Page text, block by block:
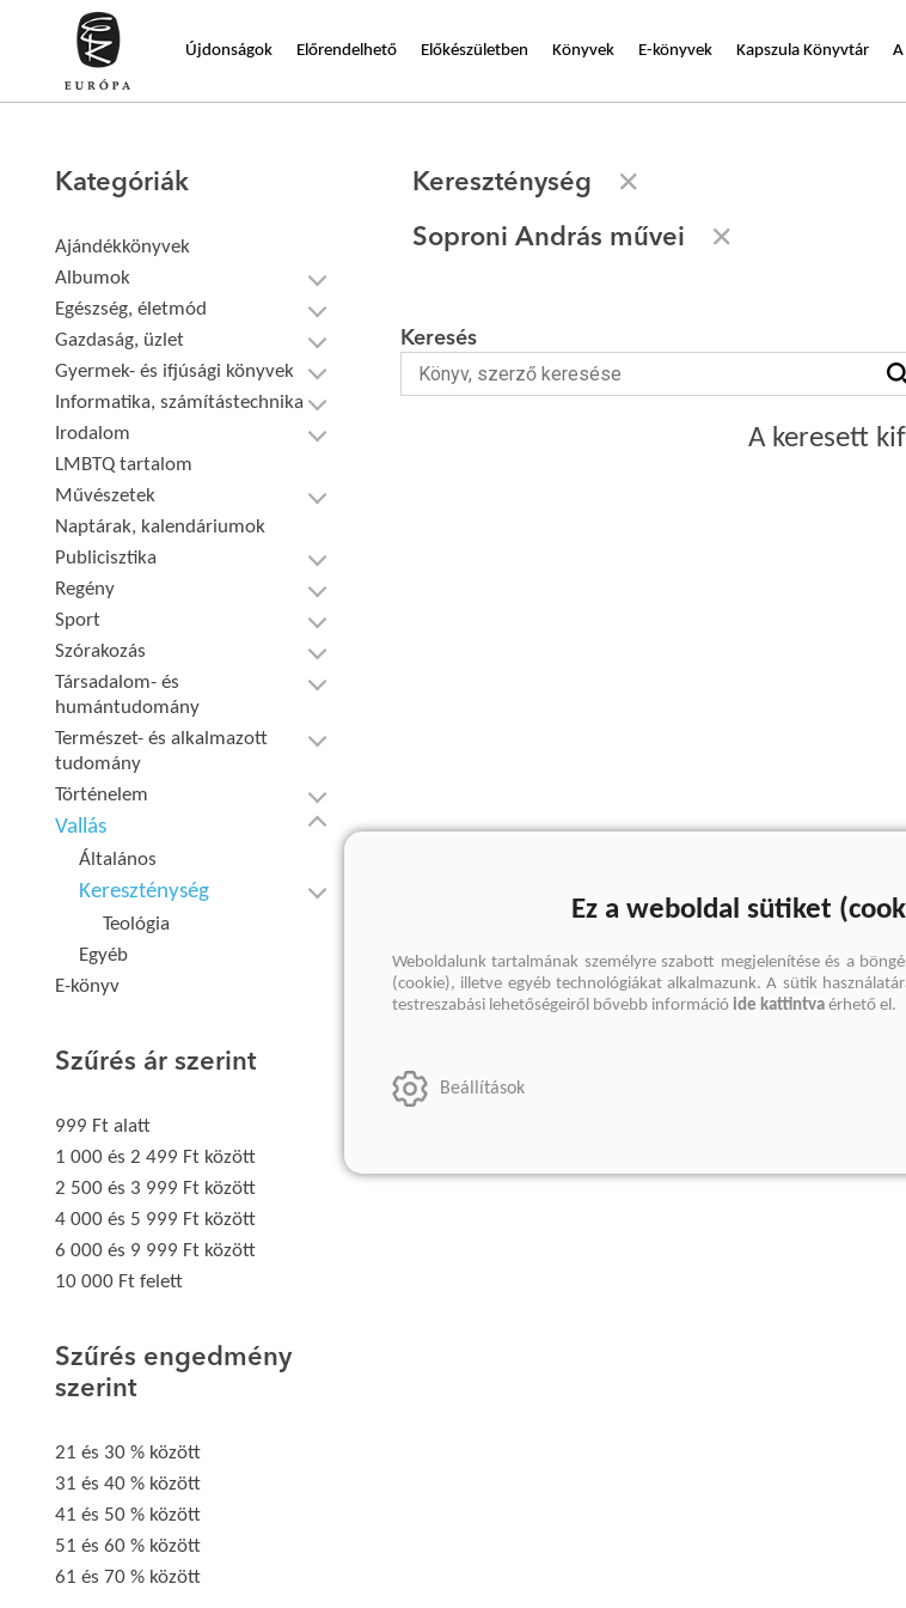
Újdonságok Előrendelhető Előkészületben Könyvek E-könyvek Kapszula Könyvtár A
Kategóriák
Ajándékkönyvek
Albumok
Egészség, életmód
Gazdaság, üzlet
Gyermek- és ifjúsági könyvek
Informatika, számítástechnika
Irodalom
LMBTQ tartalom
Művészetek
Naptárak, kalendáriumok
Publicisztika
Regény
Sport
Szórakozás
Társadalom- és
humántudomány
Természet- és alkalmazott
tudomány
Történelem
Vallás
Általános
Kereszténység
Teológia
Egyéb
E-könyv
Szűrés ár szerint
999 Ft alatt
1 000 és 2 499 Ft között
2 500 és 3 999 Ft között
4 000 és 5 999 Ft között
6 000 és 9 999 Ft között
10 000 Ft felett
Szűrés engedmény
szerint
21 és 30 % között
31 és 40 % között
41 és 50 % között
51 és 60 % között
61 és 70 % között
Kereszténység
Soproni András művei
Keresés
A keresett
Ez a weboldal sütiket
Weboldalunk tartalmának személyre szabott megjelenítése és a
(cookie), illetve egyéb technológiákat alkalmazunk. A sütik
testreszabási lehetőségeiről bővebb információ ide kattintva érhető el.
Beállítások